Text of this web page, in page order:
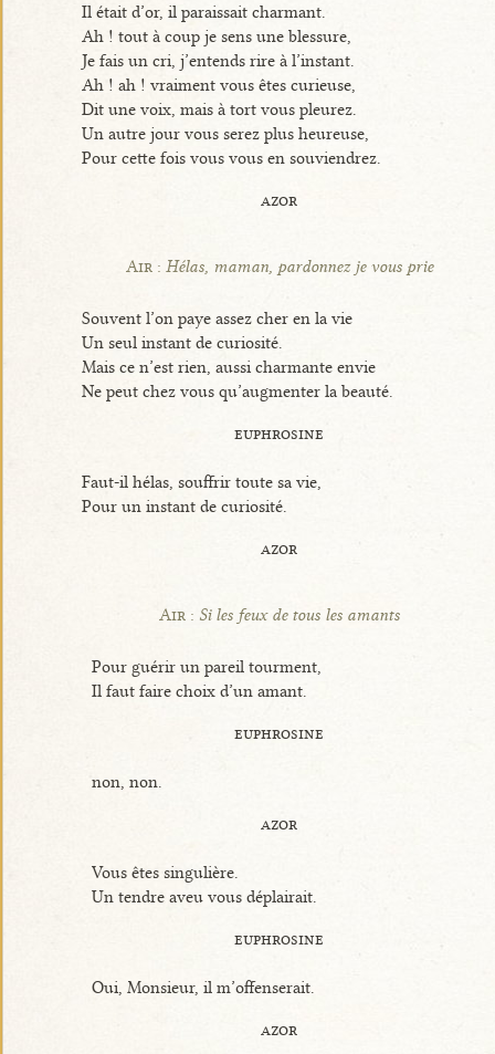
Il était d’or, il paraissait charmant.
Ah ! tout à coup je sens une blessure,
Je fais un cri, j’entends rire à l’instant.
Ah ! ah ! vraiment vous êtes curieuse,
Dit une voix, mais à tort vous pleurez.
Un autre jour vous serez plus heureuse,
Pour cette fois vous vous en souviendrez.
azor
Air : Hélas, maman, pardonnez je vous prie
Souvent l’on paye assez cher en la vie
Un seul instant de curiosité.
Mais ce n’est rien, aussi charmante envie
Ne peut chez vous qu’augmenter la beauté.
euphrosine
Faut-il hélas, souffrir toute sa vie,
Pour un instant de curiosité.
azor
Air : Si les feux de tous les amants
Pour guérir un pareil tourment,
Il faut faire choix d’un amant.
euphrosine
non, non.
azor
Vous êtes singulière.
Un tendre aveu vous déplairait.
euphrosine
Oui, Monsieur, il m’offenserait.
azor